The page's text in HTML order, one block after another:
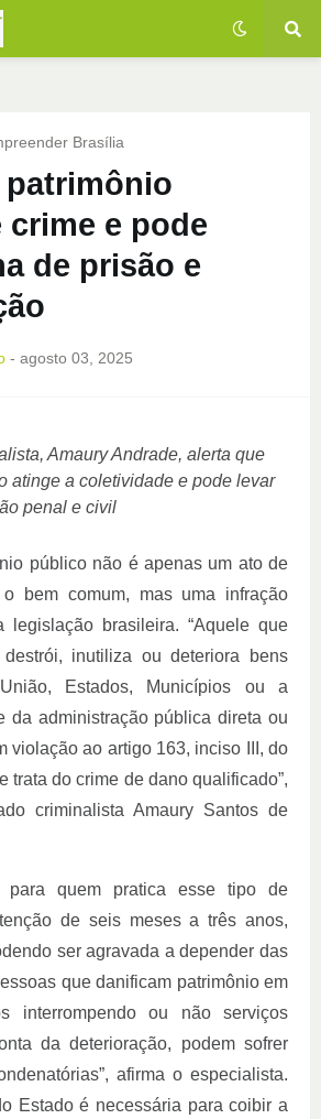
Brasília
patrimônio
crime e pode
de prisão e
- agosto 03, 2025
Amaury Andrade, alerta que
atinge a coletividade e pode levar
penal e civil
público não é apenas um ato de
bem comum, mas uma infração
legislação brasileira. “Aquele que
destrói, inutiliza ou deteriora bens
Estados, Municípios ou a
da administração pública direta ou
violação ao artigo 163, inciso III, do
trata do crime de dano qualificado”,
criminalista Amaury Santos de
para quem pratica esse tipo de
de seis meses a três anos,
ser agravada a depender das
que danificam patrimônio em
interrompendo ou não serviços
da deterioração, podem sofrer
afirma o especialista.
Estado é necessária para coibir a